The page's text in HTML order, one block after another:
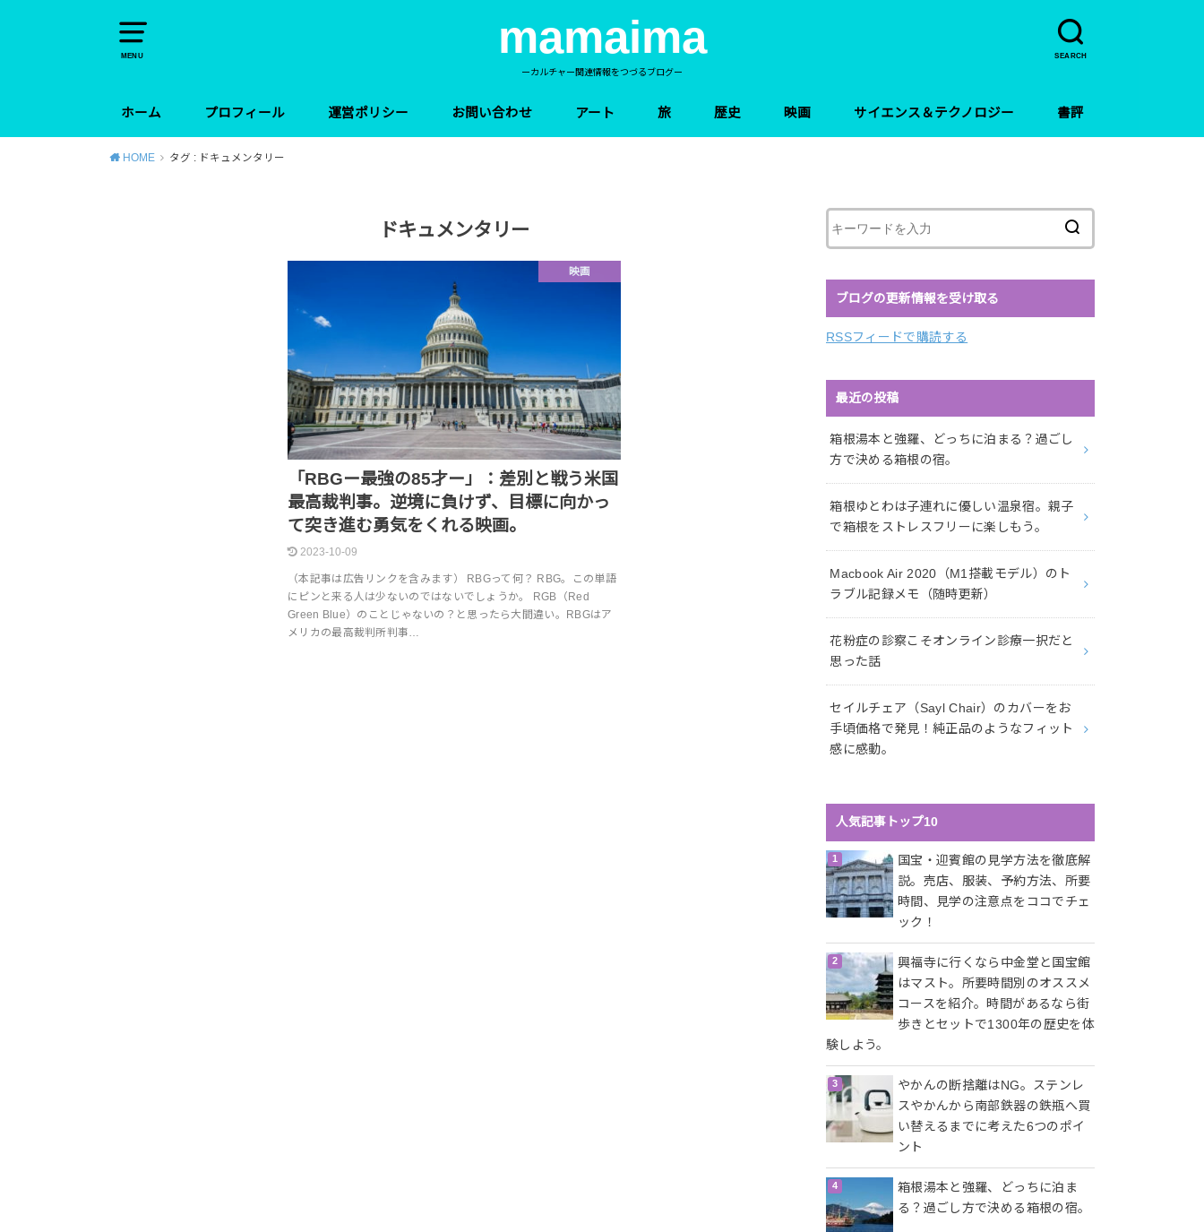
MENU SEARCH
mamaima
ーカルチャー関連情報をつづるブログー
ホーム プロフィール 運営ポリシー お問い合わせ アート 旅 歴史 映画 サイエンス＆テクノロジー 書評
HOME タグ : ドキュメンタリー
ドキュメンタリー
映画
「RBGー最強の85才ー」：差別と戦う米国
最高裁判事。逆境に負けず、目標に向かっ
て突き進む勇気をくれる映画。
2023-10-09
（本記事は広告リンクを含みます） RBGって何？ RBG。この単語
にピンと来る人は少ないのではないでしょうか。 RGB（Red
Green Blue）のことじゃないの？と思ったら大間違い。RBGはア
メリカの最高裁判所判事…
ブログの更新情報を受け取る
RSSフィードで購読する
最近の投稿
箱根湯本と強羅、どっちに泊まる？過ごし
方で決める箱根の宿。
箱根ゆとわは子連れに優しい温泉宿。親子
で箱根をストレスフリーに楽しもう。
Macbook Air 2020（M1搭載モデル）のト
ラブル記録メモ（随時更新）
花粉症の診察こそオンライン診療一択だと
思った話
セイルチェア（Sayl Chair）のカバーをお
手頃価格で発見！純正品のようなフィット
感に感動。
人気記事トップ10
国宝・迎賓館の見学方法を徹底解
説。売店、服装、予約方法、所要
時間、見学の注意点をココでチェ
ック！
興福寺に行くなら中金堂と国宝館
はマスト。所要時間別のオススメ
コースを紹介。時間があるなら街
歩きとセットで1300年の歴史を体
験しよう。
やかんの断捨離はNG。ステンレ
スやかんから南部鉄器の鉄瓶へ買
い替えるまでに考えた6つのポイ
ント
箱根湯本と強羅、どっちに泊ま
る？過ごし方で決める箱根の宿。